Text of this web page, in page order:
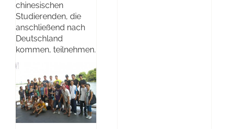
chinesischen
Studierenden, die
anschließend nach
Deutschland
kommen, teilnehmen.